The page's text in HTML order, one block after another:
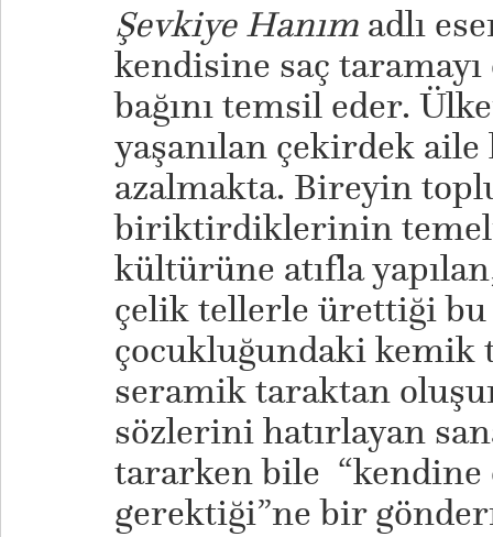
Şevkiye Hanımadlı
kendisine saç
bağını temsil eder.
yaşanılan çekirdek
azalmakta. Bireyin
biriktirdiklerinin
kültürüne atıfla
çelik tellerle ürettiği bu
çocukluğundaki kemik
seramik taraktan
sözlerini hatırlayan
tararken bile “kendine
gerektiği”ne bir